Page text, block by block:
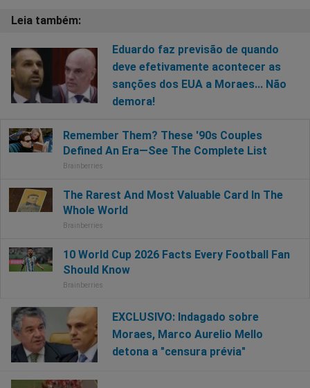
Eduardo faz previsão de quando
deve efetivamente acontecer as
sanções dos EUA a Moraes... Não
demora!
EXCLUSIVO: Indagado sobre
Moraes, Marco Aurelio Mello
detona a "censura prévia"